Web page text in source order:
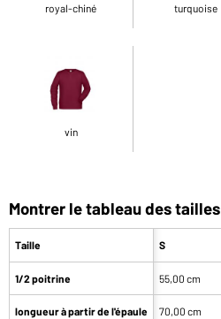
royal-chiné turquoise
vin
Montrer le tableau des tailles
Taille
1/2 poitrine
longueur à partir de l'épaule
S
55,00 cm
70,00 cm